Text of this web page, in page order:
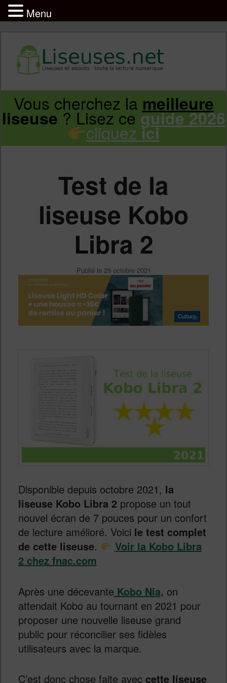
Infos sur les liseuses Kindle, Kobo,
Vivlio, Pocketbook
Aller
Aller
Vous cherchez la meilleure
liseuse? Lisez ceguide 2026
cliquez ici
Test de la
liseuse Kobo
Libra 2
Publié le 29 octobre 2021
Disponible depuis octobre 2021, la
liseuse Kobo Libra 2 propose un tout
nouvel écran de 7 pouces pour un confort
de lecture amélioré. Voici le test complet
de cette liseuse.
Voir la Kobo Libra
2 chez fnac.com
Après une décevante Kobo Nia, on
attendait Kobo au tournant en 2021 pour
proposer une nouvelle liseuse grand
public pour réconcilier ses fidèles
utilisateurs avec la marque.
C’est donc chose faite avec cette liseuse
Menu